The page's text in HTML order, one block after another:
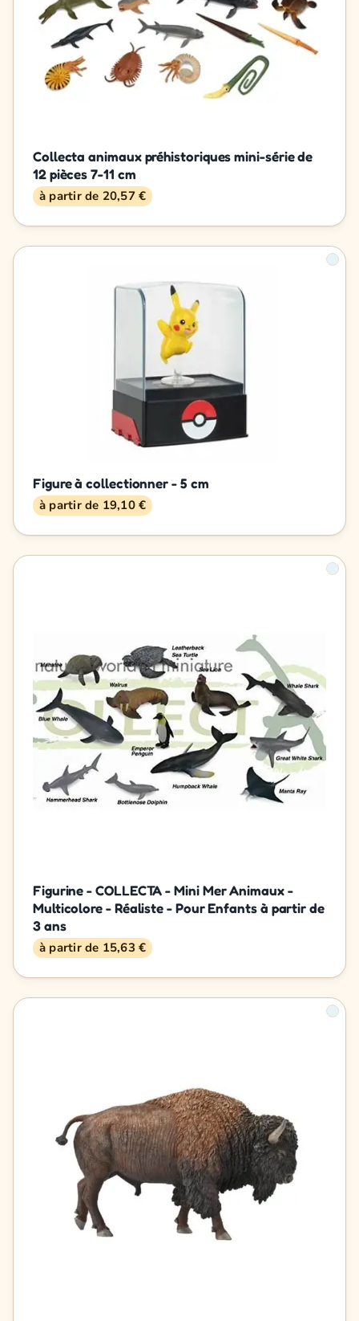
Collecta animaux préhistoriques mini-série de
12 pièces 7-11 cm
à partir de 20,57 €
Figure à collectionner - 5 cm
à partir de 19,10 €
Figurine - COLLECTA - Mini Mer Animaux -
Multicolore - Réaliste - Pour Enfants à partir de
3 ans
à partir de 15,63 €